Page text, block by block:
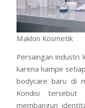
Maklon Kosmetik
Persaingan industri
karena hampir
bodycare baru di
Kondisi
membangun